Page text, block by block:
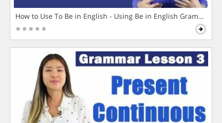
How to Use To Be in English - Using Be in English Grammar